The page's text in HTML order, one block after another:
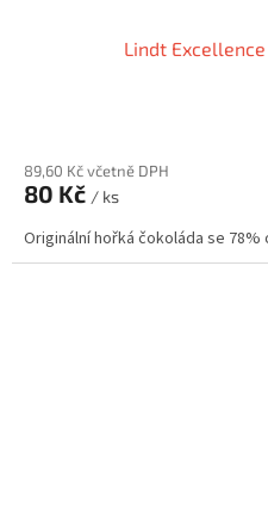
Lindt
89,60 Kč včetně DPH
80 Kč / ks
Originální hořká čokoláda se 78%